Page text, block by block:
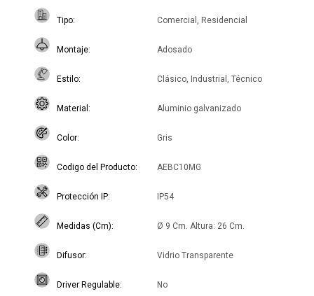
Tipo Comercial, Residencial
Montaje Adosado
Estilo Clásico, Industrial, Técnico
Material Aluminio galvanizado
Color Gris
Codigo del Producto AEBC10MG
Protección IP IP54
Medidas (Cm) Ø 9 Cm. Altura: 26 Cm.
Difusor Vidrio Transparente
Driver Regulable No